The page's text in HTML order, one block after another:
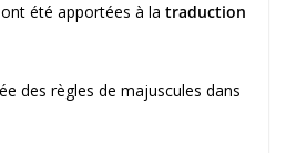
été apportées à la traduction
des règles de majuscules dans